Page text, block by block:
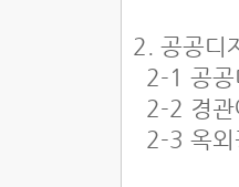
2. 공공디
2-1 공공
2-2 경관
2-3 옥외